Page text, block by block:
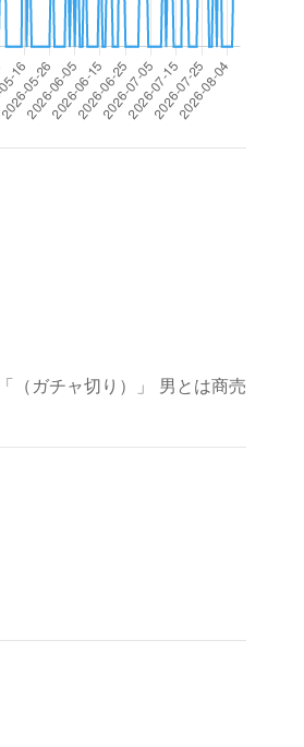
（ガチャ切り）」 男とは商売